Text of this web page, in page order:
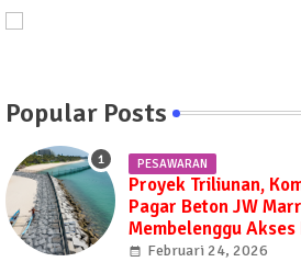
Popular Posts
PESAWARAN
Proyek Triliunan,
Pagar Beton JW
Membelenggu Akses
Februari 24, 2026